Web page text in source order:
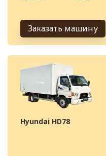
Заказать машину
Hyundai HD78